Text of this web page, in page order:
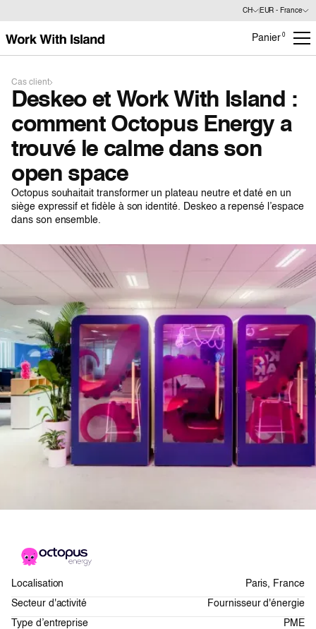
CH EUR - France
Panier 0
Cas client
Deskeo et Work With Island :
comment Octopus Energy a
trouvé le calme dans son
open space
Octopus souhaitait transformer un plateau neutre et daté en un
siège expressif et fidèle à son identité. Deskeo a repensé l’espace
dans son ensemble.
Localisation
Paris, France
Secteur d'activité
Fournisseur d'énergie
Type d’entreprise
PME